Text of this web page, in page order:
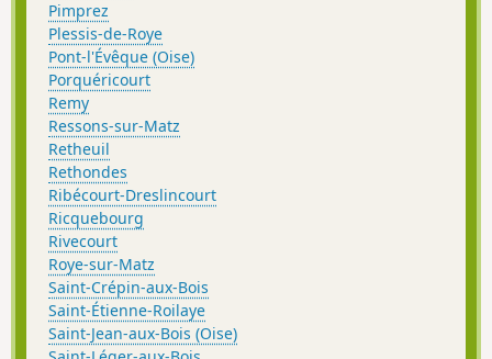
Pimprez
Plessis-de-Roye
Pont-l'Évêque (Oise)
Porquéricourt
Remy
Ressons-sur-Matz
Retheuil
Rethondes
Ribécourt-Dreslincourt
Ricquebourg
Rivecourt
Roye-sur-Matz
Saint-Crépin-aux-Bois
Saint-Étienne-Roilaye
Saint-Jean-aux-Bois (Oise)